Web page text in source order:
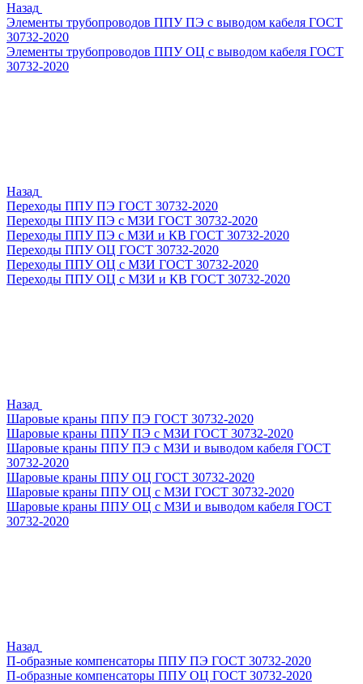
Назад
Элементы трубопроводов ППУ ПЭ с выводом кабеля ГОСТ
30732-2020
Элементы трубопроводов ППУ ОЦ с выводом кабеля ГОСТ
30732-2020
Назад
Переходы ППУ ПЭ ГОСТ 30732-2020
Переходы ППУ ПЭ с МЗИ ГОСТ 30732-2020
Переходы ППУ ПЭ с МЗИ и КВ ГОСТ 30732-2020
Переходы ППУ ОЦ ГОСТ 30732-2020
Переходы ППУ ОЦ с МЗИ ГОСТ 30732-2020
Переходы ППУ ОЦ с МЗИ и КВ ГОСТ 30732-2020
Назад
Шаровые краны ППУ ПЭ ГОСТ 30732-2020
Шаровые краны ППУ ПЭ с МЗИ ГОСТ 30732-2020
Шаровые краны ППУ ПЭ с МЗИ и выводом кабеля ГОСТ
30732-2020
Шаровые краны ППУ ОЦ ГОСТ 30732-2020
Шаровые краны ППУ ОЦ с МЗИ ГОСТ 30732-2020
Шаровые краны ППУ ОЦ с МЗИ и выводом кабеля ГОСТ
30732-2020
Назад
П-образные компенсаторы ППУ ПЭ ГОСТ 30732-2020
П-образные компенсаторы ППУ ОЦ ГОСТ 30732-2020